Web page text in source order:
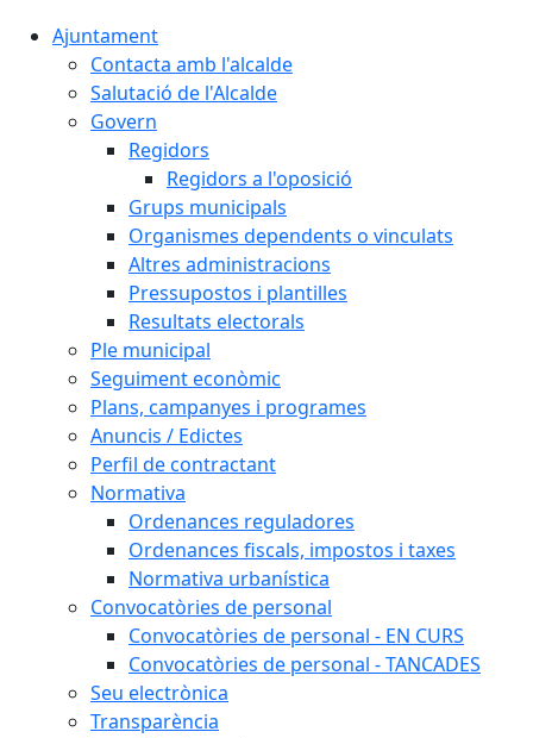
Ajuntament
Contacta amb l'alcalde
Salutació de l'Alcalde
Govern
Regidors
Regidors a l'oposició
Grups municipals
Organismes dependents o vinculats
Altres administracions
Pressupostos i plantilles
Resultats electorals
Ple municipal
Seguiment econòmic
Plans, campanyes i programes
Anuncis / Edictes
Perfil de contractant
Normativa
Ordenances reguladores
Ordenances fiscals, impostos i taxes
Normativa urbanística
Convocatòries de personal
Convocatòries de personal - EN CURS
Convocatòries de personal - TANCADES
Seu electrònica
Transparència